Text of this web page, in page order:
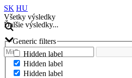
SK HU
Všetky výsledky
Ďalšie výsledky...
Generic filters
Hidden label
Hidden label
Hidden label